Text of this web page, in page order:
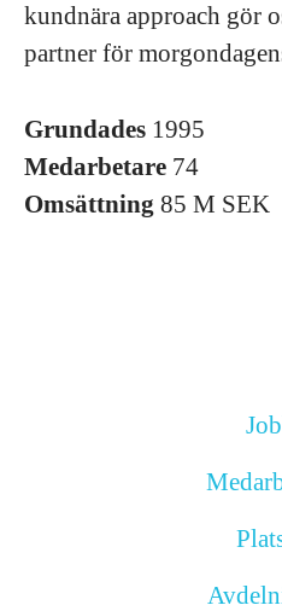
kundnära approach gör
partner för
Grundades 1995
Medarbetare 74
Omsättning 85 M SEK